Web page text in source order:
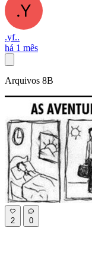
.yf..
há 1 mês
Arquivos 8B
2 0